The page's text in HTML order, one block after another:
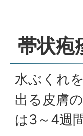
帯状疱
水ぶくれ
出る皮膚
は3～4週